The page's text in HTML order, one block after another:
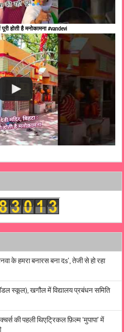
पूरी होती है मनोकामना #vandevi
के हमरा बनारस बना दs’, तेजी से हो रहा
स्कूल), खगौल में विद्यालय प्रबंधन समिति
की पहली थिएट्रिकल फ़िल्म ‘मुपापा’ में